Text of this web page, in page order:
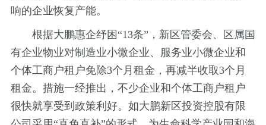
响的企业恢复产能。
根据大鹏惠企纾困“13条”，新区管委会、区属国
有企业物业对制造业小微企业、服务业小微企业和
个体工商户租户免除3个月租金，再减半收取3个月
租金。措施一经推出，不少企业和个体工商户租户
很快就享受到政策利好。如大鹏新区投资控股有限